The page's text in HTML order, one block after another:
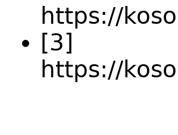
https://
[3]
https://